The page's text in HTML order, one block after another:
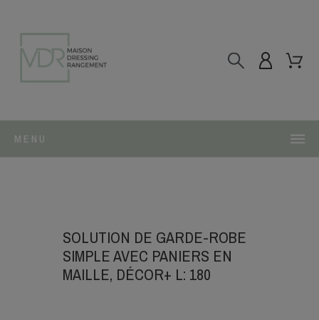
MENU
SOLUTION DE GARDE-ROBE
SIMPLE AVEC PANIERS EN
MAILLE, DÉCOR+ L: 180